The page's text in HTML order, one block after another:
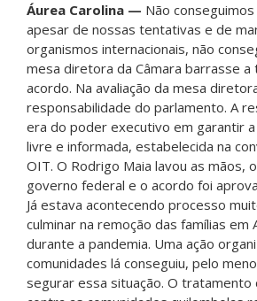
Áurea Carolina — Não
apesar de nossas tentativas e de
organismos internacionais, não
mesa diretora da Câmara barrasse a
acordo. Na avaliação da mesa
responsabilidade do parlamento. A
era do poder executivo em garantir
livre e informada, estabelecida na
OIT. O Rodrigo Maia lavou as mãos,
governo federal e o acordo foi
Já estava acontecendo processo
culminar na remoção das famílias em
durante a pandemia. Uma ação
comunidades lá conseguiu, pelo
segurar essa situação. O tratamento